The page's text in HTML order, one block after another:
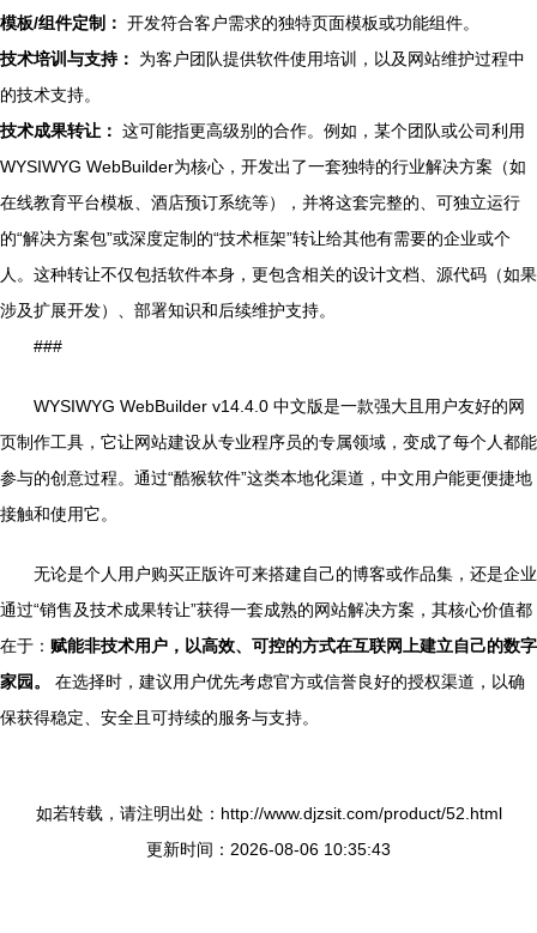
模板/组件定制： 开发符合客户需求的独特页面模板或功能组件。
技术培训与支持：
为客户团队提供软件使用培训，以及网站维护过程中
的技术支持。
技术成果转让： 这可能指更高级别的合作。例如，某个团队或公司利用
WYSIWYG WebBuilder为核心，开发出了一套独特的行业解决方案（如
在线教育平台模板、酒店预订系统等），并将这套完整的、可独立运行
的“解决方案包”或深度定制的“技术框架”转让给其他有需要的企业或个
人。这种转让不仅包括软件本身，更包含相关的设计文档、源代码（如果
涉及扩展开发）、部署知识和后续维护支持。
###
WYSIWYG WebBuilder v14.4.0 中文版是一款强大且用户友好的网
页制作工具，它让网站建设从专业程序员的专属领域，变成了每个人都能
参与的创意过程。通过“酷猴软件”这类本地化渠道，中文用户能更便捷地
接触和使用它。
无论是个人用户购买正版许可来搭建自己的博客或作品集，还是企业
通过“销售及技术成果转让”获得一套成熟的网站解决方案，其核心价值都
在于： 赋能非技术用户，以高效、可控的方式在互联网上建立自己的数字
家园。
在选择时，建议用户优先考虑官方或信誉良好的授权渠道，以确
保获得稳定、安全且可持续的服务与支持。
如若转载，请注明出处：http://www.djzsit.com/product/52.html
更新时间：2026-08-06 10:35:43